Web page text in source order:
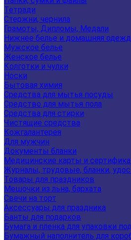
Тетради
Стержни, чернила
Грамоты, Дипломы, Медали
Нижнее белье и домашняя
Мужское белье
Женское белье
Колготки и чулки
Носки
Бытовая химия
Средства для мытья посуды
Средство для мытья пола
Средства для стирки
Чистящие средства
Кожгалантерея
Для мужчин
Документы бланки
Медицинские карты и
Журналы, трудовые, бланки,
Товары для праздников
Мешочки из льна, бархата
Свечи на торт
Аксессуары для праздника
Банты для подарков
Бумага и пленка для упаковки
Бумажный наполнитель для